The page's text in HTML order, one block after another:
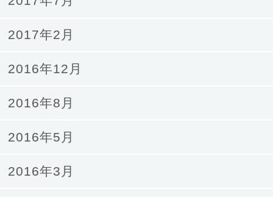
2017年2月
2016年12月
2016年8月
2016年5月
2016年3月